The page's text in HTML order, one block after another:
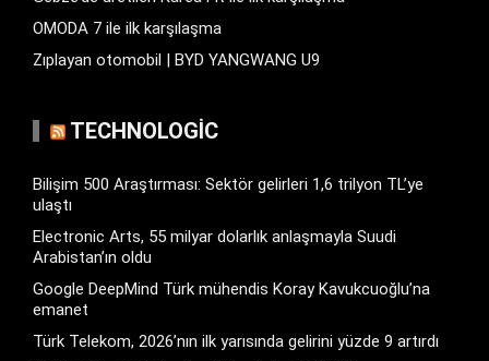
OMODA 7 ile ilk karşılaşma
Zıplayan otomobil | BYD YANGWANG U9
TECHNOLOGIC
Bilişim 500 Araştırması: Sektör gelirleri 1,6 trilyon TL’ye
ulaştı
Electronic Arts, 55 milyar dolarlık anlaşmayla Suudi
Arabistan’ın oldu
Google DeepMind Türk mühendis Koray Kavukcuoğlu’na
emanet
Türk Telekom, 2026’nın ilk yarısında gelirini yüzde 9 artırdı